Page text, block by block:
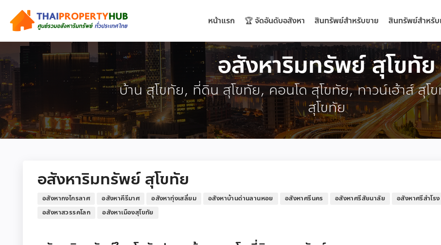
หน้าแรก 🏆 จัดอันดับอสังหา สินทรัพย์สำหรับขาย สินทรัพย์สำหรับ
อสังหาริมทรัพย์ สุโขทัย
บ้าน สุโขทัย, ที่ดิน สุโขทัย, คอนโด สุโขทัย, ทาวน์เฮ้าส์ สุโ
สุโขทัย
อสังหาริมทรัพย์ สุโขทัย
อสังหากงไกรลาศ อสังหาคีรีมาศ อสังหาทุ่งเสลี่ยม อสังหาบ้านด่านลานหอย อสังหาศรีนคร อสังหาศรีสัชนาลัย
อสังหาศรีสำโรง
อสังหาสวรรคโลก
อสังหาเมืองสุโขทัย